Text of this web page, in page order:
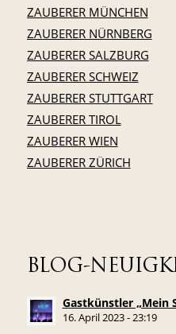
ZAUBERER MÜNCHEN
ZAUBERER NÜRNBERG
ZAUBERER SALZBURG
ZAUBERER SCHWEIZ
ZAUBERER STUTTGART
ZAUBERER TIROL
ZAUBERER WIEN
ZAUBERER ZÜRICH
BLOG-
Gastkünstler „Mein
16. April 2023 - 23:19